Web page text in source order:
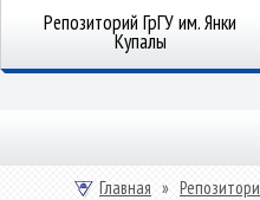
Репозиторий ГрГУ им. Янки
Купалы
Главная »